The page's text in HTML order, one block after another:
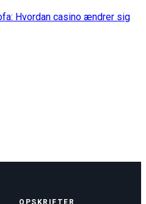
Hvordan casino ændrer sig